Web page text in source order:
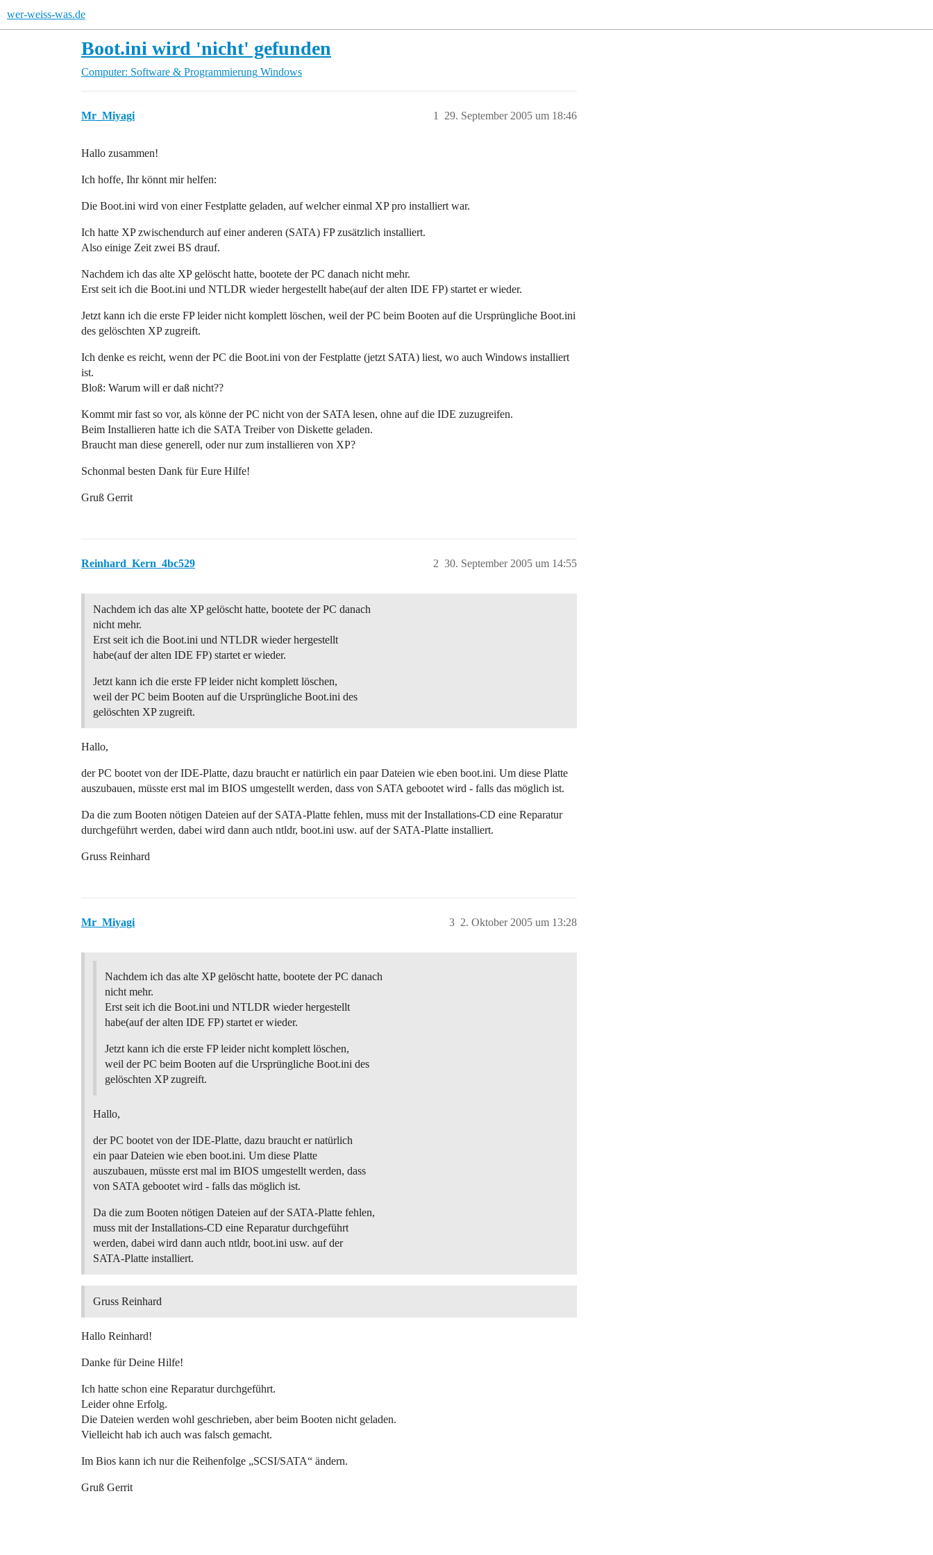
wer-weiss-was.de
Boot.ini wird 'nicht' gefunden
Computer: Software & Programmierung Windows
Mr_Miyagi 29. September 2005 um 18:46
1
Hallo zusammen!
Ich hoffe, Ihr könnt mir helfen:
Die Boot.ini wird von einer Festplatte geladen, auf welcher einmal XP pro installiert war.
Ich hatte XP zwischendurch auf einer anderen (SATA) FP zusätzlich installiert.
Also einige Zeit zwei BS drauf.
Nachdem ich das alte XP gelöscht hatte, bootete der PC danach nicht mehr.
Erst seit ich die Boot.ini und NTLDR wieder hergestellt habe(auf der alten IDE FP) startet er wieder.
Jetzt kann ich die erste FP leider nicht komplett löschen, weil der PC beim Booten auf die Ursprüngliche Boot.ini
des gelöschten XP zugreift.
Ich denke es reicht, wenn der PC die Boot.ini von der Festplatte (jetzt SATA) liest, wo auch Windows installiert
ist.
Bloß: Warum will er daß nicht??
Kommt mir fast so vor, als könne der PC nicht von der SATA lesen, ohne auf die IDE zuzugreifen.
Beim Installieren hatte ich die SATA Treiber von Diskette geladen.
Braucht man diese generell, oder nur zum installieren von XP?
Schonmal besten Dank für Eure Hilfe!
Gruß Gerrit
Reinhard_Kern_4bc529 30. September 2005 um 14:55
2
Nachdem ich das alte XP gelöscht hatte, bootete der PC danach
nicht mehr.
Erst seit ich die Boot.ini und NTLDR wieder hergestellt
habe(auf der alten IDE FP) startet er wieder.
Jetzt kann ich die erste FP leider nicht komplett löschen,
weil der PC beim Booten auf die Ursprüngliche Boot.ini des
gelöschten XP zugreift.
Hallo,
der PC bootet von der IDE-Platte, dazu braucht er natürlich ein paar Dateien wie eben boot.ini. Um diese Platte
auszubauen, müsste erst mal im BIOS umgestellt werden, dass von SATA gebootet wird - falls das möglich ist.
Da die zum Booten nötigen Dateien auf der SATA-Platte fehlen, muss mit der Installations-CD eine Reparatur
durchgeführt werden, dabei wird dann auch ntldr, boot.ini usw. auf der SATA-Platte installiert.
Gruss Reinhard
Mr_Miyagi 2. Oktober 2005 um 13:28
3
Nachdem ich das alte XP gelöscht hatte, bootete der PC danach
nicht mehr.
Erst seit ich die Boot.ini und NTLDR wieder hergestellt
habe(auf der alten IDE FP) startet er wieder.
Jetzt kann ich die erste FP leider nicht komplett löschen,
weil der PC beim Booten auf die Ursprüngliche Boot.ini des
gelöschten XP zugreift.
Hallo,
der PC bootet von der IDE-Platte, dazu braucht er natürlich
ein paar Dateien wie eben boot.ini. Um diese Platte
auszubauen, müsste erst mal im BIOS umgestellt werden, dass
von SATA gebootet wird - falls das möglich ist.
Da die zum Booten nötigen Dateien auf der SATA-Platte fehlen,
muss mit der Installations-CD eine Reparatur durchgeführt
werden, dabei wird dann auch ntldr, boot.ini usw. auf der
SATA-Platte installiert.
Gruss Reinhard
Hallo Reinhard!
Danke für Deine Hilfe!
Ich hatte schon eine Reparatur durchgeführt.
Leider ohne Erfolg.
Die Dateien werden wohl geschrieben, aber beim Booten nicht geladen.
Vielleicht hab ich auch was falsch gemacht.
Im Bios kann ich nur die Reihenfolge „SCSI/SATA“ ändern.
Gruß Gerrit